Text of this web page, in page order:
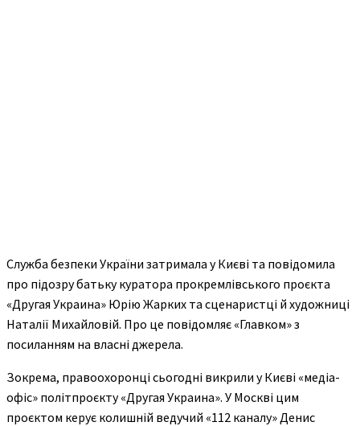
Служба безпеки України затримала у Києві та повідомила
про підозру батьку куратора прокремлівського проєкта
«Другая Украина» Юрію Жарких та сценаристці й художниці
Наталії Михайловій. Про це повідомляє «Главком» з
посиланням на власні джерела.
Зокрема, правоохоронці сьогодні викрили у Києві «медіа-
офіс» політпроєкту «Другая Украина». У Москві цим
проєктом керує колишній ведучий «112 каналу» Денис